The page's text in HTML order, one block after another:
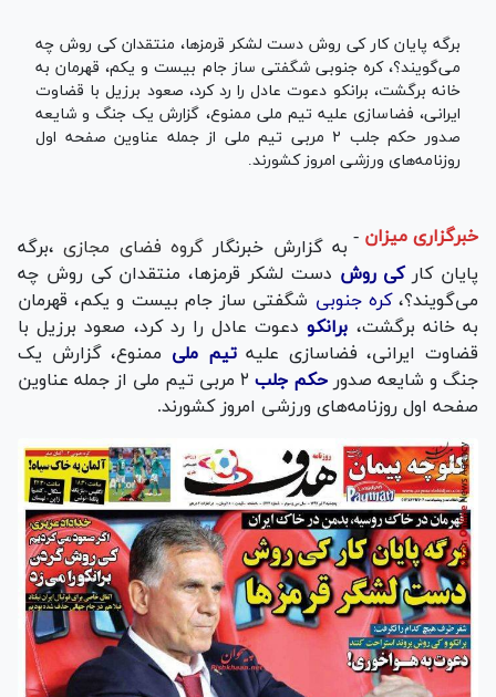
برگه پایان کار کی روش دست لشکر قرمزها، منتقدان کی روش چه
می‌گویند؟، کره جنوبی شگفتی ساز جام بیست و یکم، قهرمان به
خانه برگشت، برانکو دعوت عادل را رد کرد، صعود برزیل با قضاوت
ایرانی، فضاسازی علیه تیم ملی ممنوع، گزارش یک جنگ و شایعه
صدور حکم جلب ۲ مربی تیم ملی از جمله عناوین صفحه اول
روزنامه‌های ورزشی امروز کشورند.
خبرگزاری میزان - به گزارش خبرنگار گروه فضای مجازی،برگه
پایان کار کی روش دست لشکر قرمزها، منتقدان کی روش چه
می‌گویند؟،کره جنوبی شگفتی ساز جام بیست و یکم، قهرمان
به خانه برگشت، برانکودعوت عادل را رد کرد، صعود برزیل با
قضاوت ایرانی، فضاسازی علیهتیم ملی ممنوع، گزارش یک
جنگ و شایعه صدور حکم جلب
۲ مربی تیم ملی از جمله عناوین
صفحه اول روزنامه‌های ورزشی امروز کشورند.